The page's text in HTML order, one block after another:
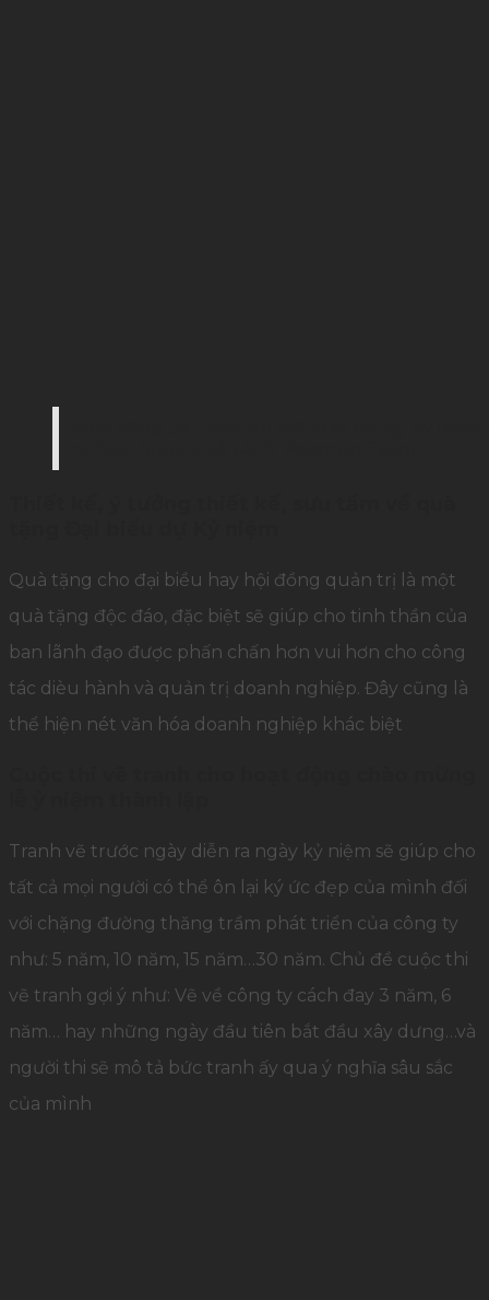
Quà tặng cho đại biều hay hội đồng quản trị là một
quà tặng độc đáo, đặc biệt sẽ giúp cho tinh thần của
ban lãnh đạo được phấn chấn hơn vui hơn cho công
tác dièu hành và quản trị doanh nghiệp. Đây cũng là
thể hiện nét văn hóa doanh nghiệp khác biệt
Tranh vẽ trước ngày diễn ra ngày kỷ niệm sẽ giúp cho
tất cả mọi người có thể ôn lại ký ức đẹp của mình đối
với chặng đường thăng trầm phát triển của công ty
như: 5 năm, 10 năm, 15 năm…30 năm. Chủ đề cuộc thi
vẽ tranh gợi ý như: Vẽ về công ty cách đay 3 năm, 6
năm… hay những ngày đầu tiên bắt đầu xây dưng…và
người thi sẽ mô tả bức tranh ấy qua ý nghĩa sâu sắc
của mình